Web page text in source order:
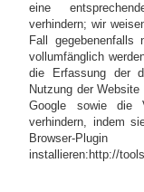
eine
verhindern; wir
Fall gegebenenfalls
vollumfänglich
die Erfassung der
Nutzung der
Google sowie die
verhindern, indem
Browser-
installieren:http://